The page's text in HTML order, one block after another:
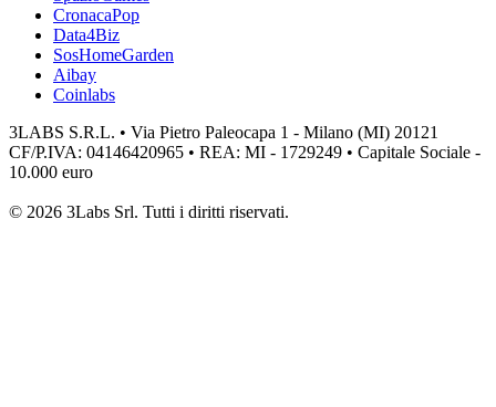
CronacaPop
Data4Biz
SosHomeGarden
Aibay
Coinlabs
3LABS S.R.L. • Via Pietro Paleocapa 1 - Milano (MI) 20121
CF/P.IVA: 04146420965 • REA: MI - 1729249 • Capitale Sociale -
10.000 euro
© 2026 3Labs Srl. Tutti i diritti riservati.